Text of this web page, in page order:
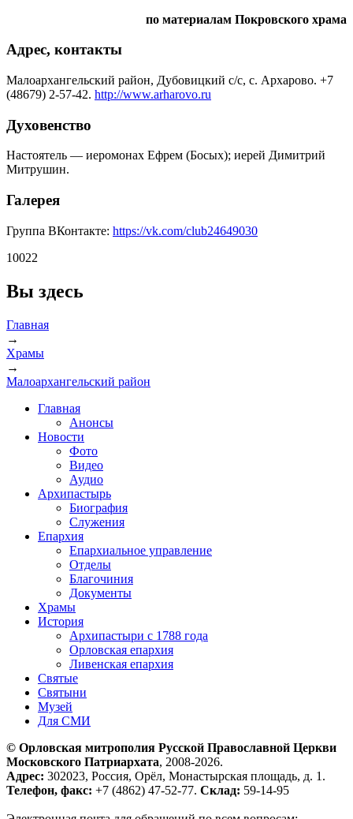
по материалам Покровского храма
Адрес, контакты
Малоархангельский район, Дубовицкий с/с, с. Архарово. +7
(48679) 2-57-42. http://www.arharovo.ru
Духовенство
Настоятель — иеромонах Ефрем (Босых); иерей Димитрий
Митрушин.
Галерея
Группа ВКонтакте: https://vk.com/club24649030
10022
Вы здесь
Главная
→
Храмы
→
Малоархангельский район
Главная
Анонсы
Новости
Фото
Видео
Аудио
Архипастырь
Биография
Служения
Епархия
Епархиальное управление
Отделы
Благочиния
Документы
Храмы
История
Архипастыри с 1788 года
Орловская епархия
Ливенская епархия
Святые
Святыни
Музей
Для СМИ
© Орловская митрополия Русской Православной Церкви
Московского Патриархата, 2008-2026.
Адрес: 302023, Россия, Орёл, Монастырская площадь, д. 1.
Телефон, факс: +7 (4862) 47-52-77. Склад: 59-14-95